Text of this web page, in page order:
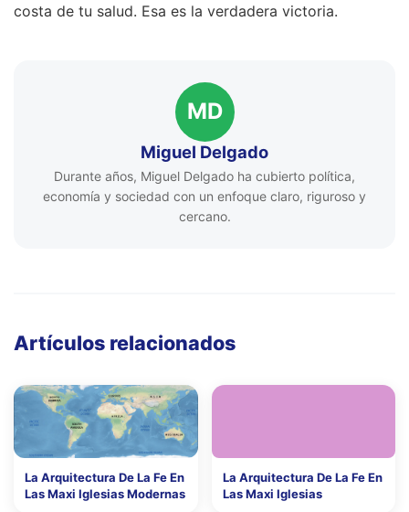
costa de tu salud. Esa es la verdadera victoria.
MD
Miguel Delgado
Durante años, Miguel Delgado ha cubierto política,
economía y sociedad con un enfoque claro, riguroso y
cercano.
Artículos relacionados
La Arquitectura De La Fe En
Las Maxi Iglesias Modernas
La Arquitectura De La Fe En
Las Maxi Iglesias